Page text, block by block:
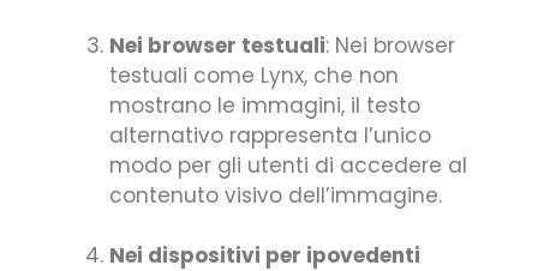
Nei browser testuali: Nei browser
testuali come Lynx, che non
mostrano le immagini, il testo
alternativo rappresenta l’unico
modo per gli utenti di accedere al
contenuto visivo dell’immagine.
Nei dispositivi per ipovedenti